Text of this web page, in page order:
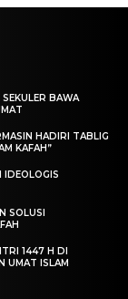
BAWA
HADIRI TABLIG
KAFAH”
IDEOLOGIS
SOLUSI
1447 H DI
UMAT ISLAM